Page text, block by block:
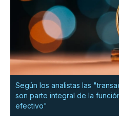
Según los analistas las
son parte integral de la
efectivo"